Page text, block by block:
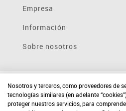
Empresa
Información
Sobre nosotros
Nosotros y terceros, como proveedores de
tecnologías similares (en adelante
proteger nuestros servicios, para